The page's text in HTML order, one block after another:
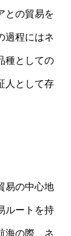
との貿易を
過程にはネ
種としての
人として存
易の中心地
ルートを持
海の際、ネ